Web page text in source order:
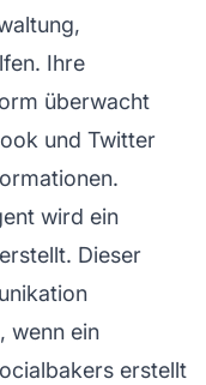
Ihre
überwacht
und Twitter
wird ein
Dieser
wenn ein
erstellt